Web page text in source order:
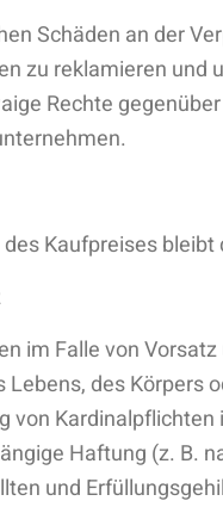
Schäden an der
zu reklamieren
Rechte
Kaufpreises
im Falle von
Lebens, des
von
Haftung (z. B.
und